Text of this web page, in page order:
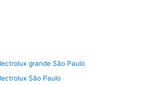
grande São Paulo
São Paulo